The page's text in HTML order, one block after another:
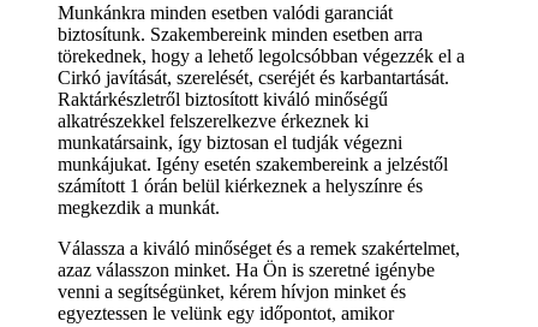
Munkánkra minden esetben valódi garanciát
biztosítunk. Szakembereink minden esetben arra
törekednek, hogy a lehető legolcsóbban végezzék el a
Cirkó javítását, szerelését, cseréjét és karbantartását.
Raktárkészletről biztosított kiváló minőségű
alkatrészekkel felszerelkezve érkeznek ki
munkatársaink, így biztosan el tudják végezni
munkájukat. Igény esetén szakembereink a jelzéstől
számított 1 órán belül kiérkeznek a helyszínre és
megkezdik a munkát.
Válassza a kiváló minőséget és a remek szakértelmet,
azaz válasszon minket. Ha Ön is szeretné igénybe
venni a segítségünket, kérem hívjon minket és
egyeztessen le velünk egy időpontot, amikor